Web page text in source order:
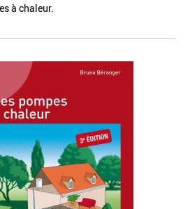
Fermer la recherche avancée
à chaleur.